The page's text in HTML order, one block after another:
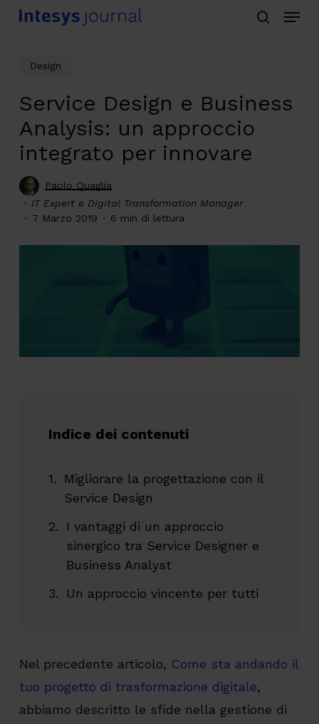
Skip
Menu
Design
Service Design e Business
Analysis: un approccio
integrato per innovare
Paolo Quaglia
IT Expert e Digital Transformation Manager
7 Marzo 2019
6 min di lettura
Indice dei contenuti
Migliorare la progettazione con il
Service Design
I vantaggi di un approccio
sinergico tra Service Designer e
Business Analyst
Un approccio vincente per tutti
Nel precedente articolo, Come sta andando il
tuo progetto di trasformazione digitale,
abbiamo descritto le sfide nella gestione di